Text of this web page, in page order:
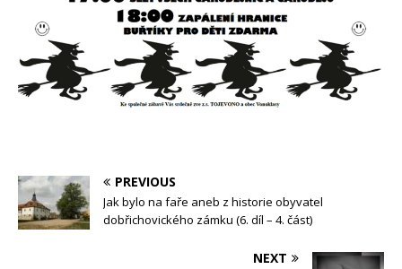
PREVIOUS
Jak bylo na faře aneb z historie obyvatel
dobřichovického zámku (6. díl – 4. část)
NEXT